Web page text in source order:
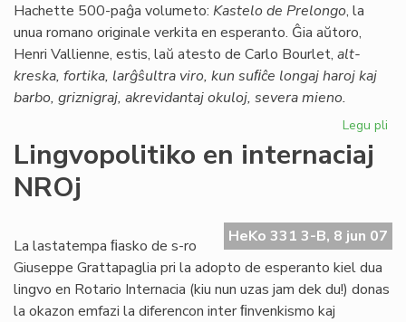
Hachette 500-paĝa volumeto: Kastelo de Prelongo, la
unua romano originale verkita en esperanto. Ĝia aŭtoro,
Henri Vallienne, estis, laŭ atesto de Carlo Bourlet, alt-
kreska, fortika, larĝŝultra viro, kun suﬁĉe longaj haroj kaj
barbo, griznigraj, akrevidantaj okuloj, severa mieno.
Legu pli
en
Lingvopolitiko en internaciaj
NROj
HeKo 331 3-B, 8 jun 07
La lastatempa ﬁasko de s-ro
Giuseppe Grattapaglia pri la adopto de esperanto kiel dua
lingvo en Rotario Internacia (kiu nun uzas jam dek du!) donas
la okazon emfazi la diferencon inter ﬁnvenkismo kaj